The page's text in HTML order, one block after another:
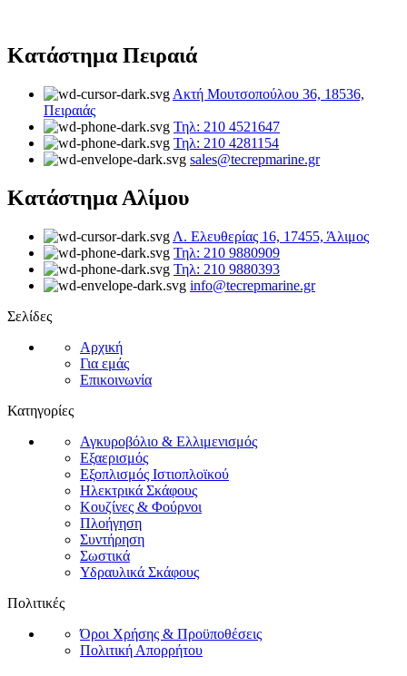
Κατάστημα Πειραιά
Ακτή Μουτσοπούλου 36, 18536,
Πειραιάς
Τηλ: 210 4521647
Τηλ: 210 4281154
sales@tecrepmarine.gr
Κατάστημα Αλίμου
Λ. Ελευθερίας 16, 17455, Άλιμος
Τηλ: 210 9880909
Τηλ: 210 9880393
info@tecrepmarine.gr
Σελίδες
Αρχική
Για εμάς
Επικοινωνία
Κατηγορίες
Αγκυροβόλιο & Ελλιμενισμός
Εξαερισμός
Εξοπλισμός Ιστιοπλοϊκού
Ηλεκτρικά Σκάφους
Κουζίνες & Φούρνοι
Πλοήγηση
Συντήρηση
Σωστικά
Υδραυλικά Σκάφους
Πολιτικές
Όροι Χρήσης & Προϋποθέσεις
Πολιτική Απορρήτου